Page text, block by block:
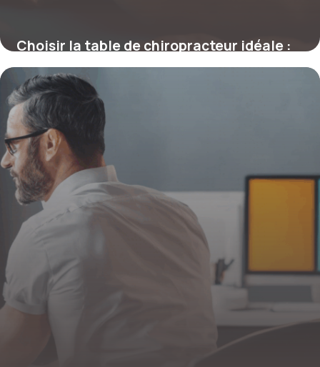
Choisir la table de chiropracteur idéale :
innovation et critères essentiels
4 juillet 2025